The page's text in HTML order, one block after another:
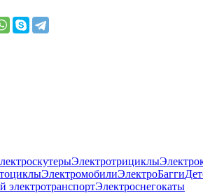
Электротрициклы
ЭлектромобилиЭлектроБагги
электротранспортЭлектроснегокаты